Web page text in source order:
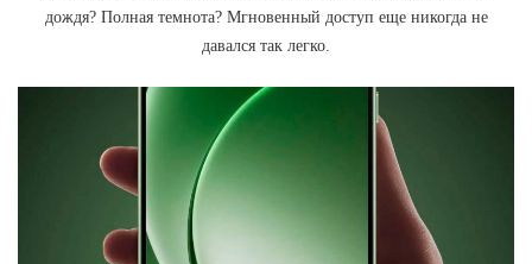
дождя? Полная темнота? Мгновенный доступ еще никогда не
давался так легко.